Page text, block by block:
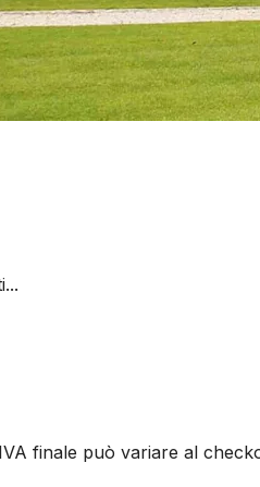
finale può variare al